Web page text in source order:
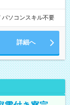
パソコンスキル不要
詳細へ